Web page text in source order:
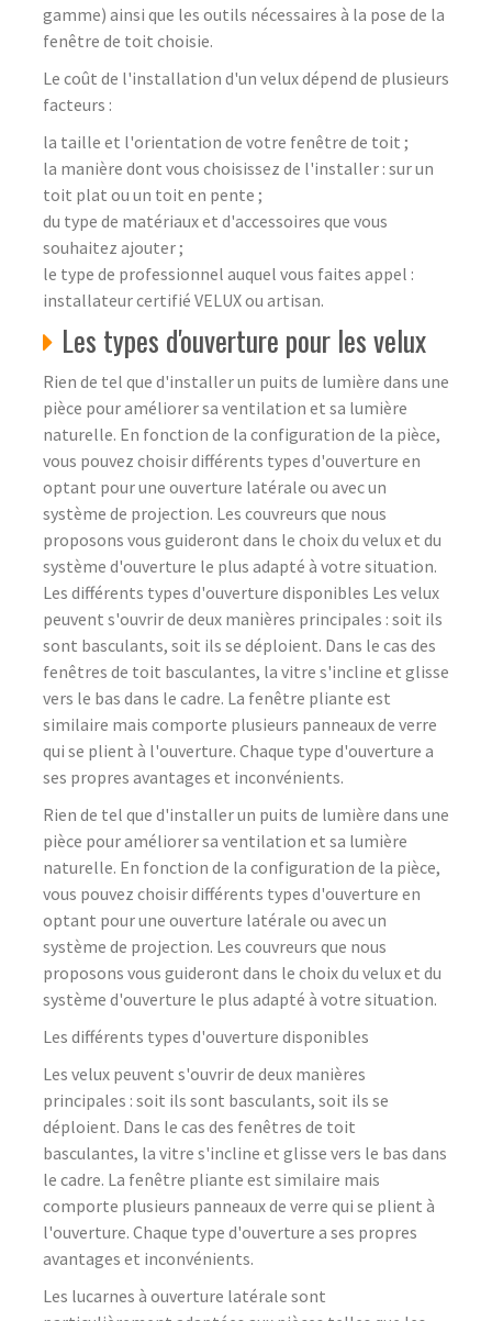
gamme) ainsi que les outils nécessaires à la pose de la
fenêtre de toit choisie.
Le coût de l'installation d'un velux dépend de plusieurs
facteurs :
la taille et l'orientation de votre fenêtre de toit ;
la manière dont vous choisissez de l'installer : sur un
toit plat ou un toit en pente ;
du type de matériaux et d'accessoires que vous
souhaitez ajouter ;
le type de professionnel auquel vous faites appel :
installateur certifié VELUX ou artisan.
Les types d'ouverture pour les velux
Rien de tel que d'installer un puits de lumière dans une
pièce pour améliorer sa ventilation et sa lumière
naturelle. En fonction de la configuration de la pièce,
vous pouvez choisir différents types d'ouverture en
optant pour une ouverture latérale ou avec un
système de projection. Les couvreurs que nous
proposons vous guideront dans le choix du velux et du
système d'ouverture le plus adapté à votre situation.
Les différents types d'ouverture disponibles Les velux
peuvent s'ouvrir de deux manières principales : soit ils
sont basculants, soit ils se déploient. Dans le cas des
fenêtres de toit basculantes, la vitre s'incline et glisse
vers le bas dans le cadre. La fenêtre pliante est
similaire mais comporte plusieurs panneaux de verre
qui se plient à l'ouverture. Chaque type d'ouverture a
ses propres avantages et inconvénients.
Rien de tel que d'installer un puits de lumière dans une
pièce pour améliorer sa ventilation et sa lumière
naturelle. En fonction de la configuration de la pièce,
vous pouvez choisir différents types d'ouverture en
optant pour une ouverture latérale ou avec un
système de projection. Les couvreurs que nous
proposons vous guideront dans le choix du velux et du
système d'ouverture le plus adapté à votre situation.
Les différents types d'ouverture disponibles
Les velux peuvent s'ouvrir de deux manières
principales : soit ils sont basculants, soit ils se
déploient. Dans le cas des fenêtres de toit
basculantes, la vitre s'incline et glisse vers le bas dans
le cadre. La fenêtre pliante est similaire mais
comporte plusieurs panneaux de verre qui se plient à
l'ouverture. Chaque type d'ouverture a ses propres
avantages et inconvénients.
Les lucarnes à ouverture latérale sont